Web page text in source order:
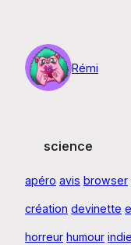
contenu
Rémi
science
apéro avis browser
création devinette
horreur humour indie